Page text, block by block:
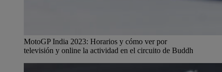
MotoGP India 2023: Horarios y cómo ver por
televisión y online la actividad en el circuito de Buddh